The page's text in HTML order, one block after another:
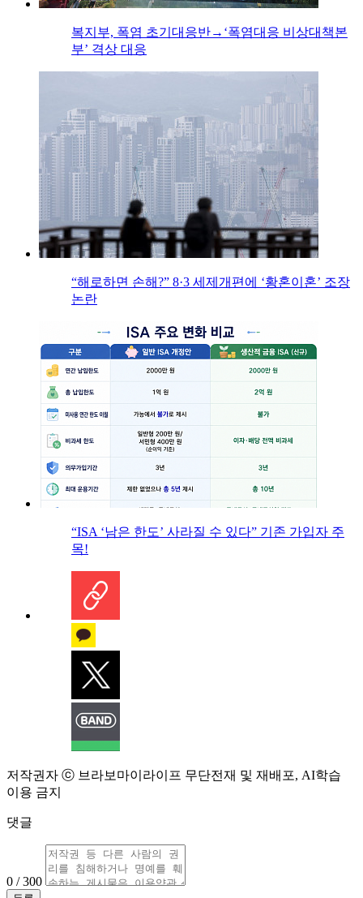
복지부, 폭염 초기대응반→‘폭염대응 비상대책본
부’ 격상 대응
“해로하면 손해?” 8·3 세제개편에 ‘황혼이혼’ 조장
논란
“ISA ‘남은 한도’ 사라질 수 있다” 기존 가입자 주
목!
저작권자 ⓒ 브라보마이라이프 무단전재 및 재배포, AI학습
이용 금지
댓글
0 / 300